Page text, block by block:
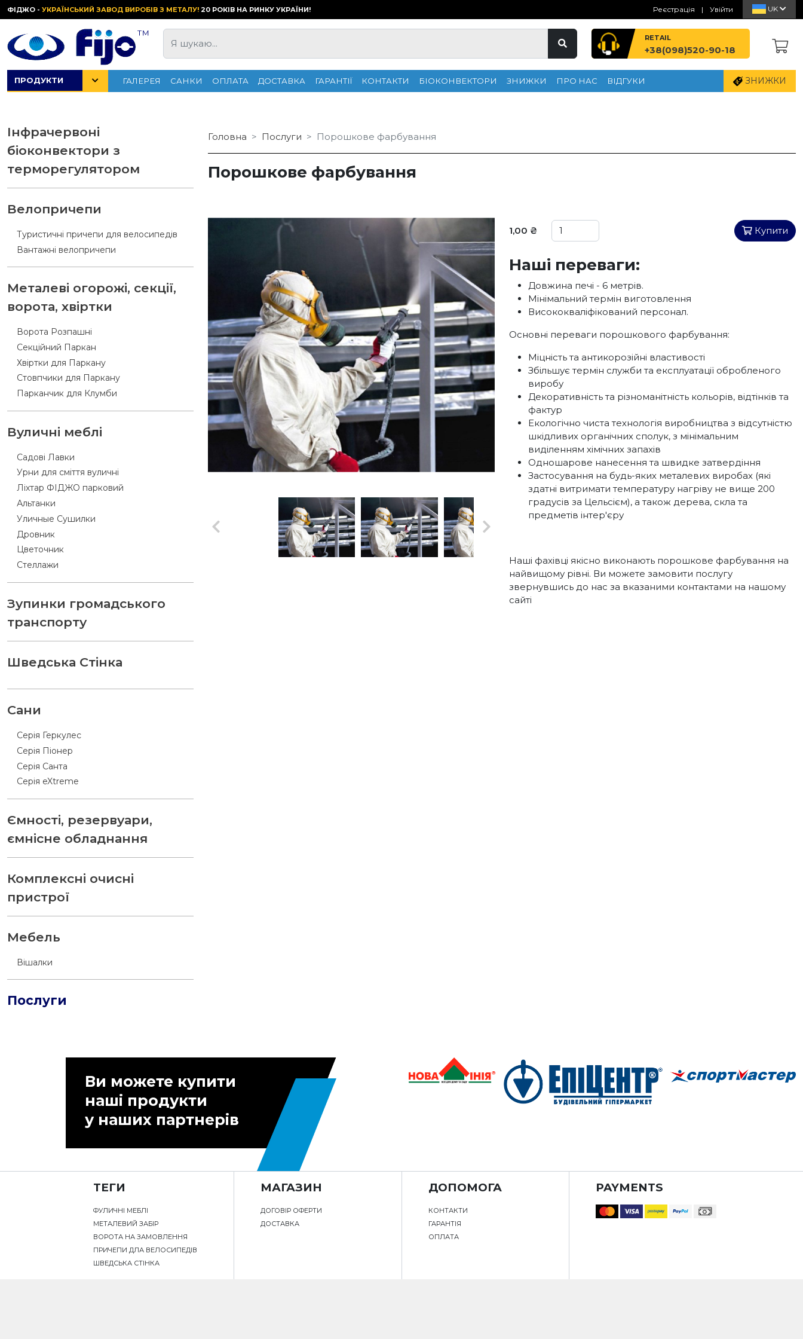
ФІДЖО - УКРАЇНСЬКИЙ ЗАВОД ВИРОБІВ З МЕТАЛУ! 20 РОКІВ НА РИНКУ УКРАЇНИ! Реєстрація | Увійти UK
RETAIL
+38(098)520-90-18
ПРОДУКТИ ГАЛЕРЕЯ САНКИ ОПЛАТА ДОСТАВКА ГАРАНТІЇ КОНТАКТИ БІОКОНВЕКТОРИ ЗНИЖКИ ПРО НАС ВІДГУКИ ЗНИЖКИ
Інфрачервоні
біоконвектори з
терморегулятором
Велопричепи
Туристичні причепи для велосипедів
Вантажні велопричепи
Металеві огорожі, секції,
ворота, хвіртки
Ворота Розпашні
Секційний Паркан
Хвіртки для Паркану
Стовпчики для Паркану
Парканчик для Клумби
Вуличні меблі
Садові Лавки
Урни для сміття вуличні
Ліхтар ФІДЖО парковий
Альтанки
Уличные Сушилки
Дровник
Цветочник
Стеллажи
Зупинки громадського
транспорту
Шведська Стінка
Сани
Серія Геркулес
Серія Піонер
Серія Санта
Серія eXtreme
Ємності, резервуари,
ємнісне обладнання
Комплексні очисні
пристрої
Мебель
Вішалки
Послуги
Головна Послуги Порошкове фарбування
Порошкове фарбування
1,00 ₴ Купити
Наші переваги:
Довжина печі - 6 метрів.
Мінімальний термін виготовлення
Висококваліфікований персонал.
Основні переваги порошкового фарбування:
Міцність та антикорозійні властивості
Збільшує термін служби та експлуатації обробленого
виробу
Декоративність та різноманітність кольорів, відтінків та
фактур
Екологічно чиста технологія виробництва з відсутністю
шкідливих органічних сполук, з мінімальним
виділенням хімічних запахів
Одношарове нанесення та швидке затвердіння
Застосування на будь-яких металевих виробах (які
здатні витримати температуру нагріву не вище 200
градусів за Цельсієм), а також дерева, скла та
предметів інтер'єру
Наші фахівці якісно виконають порошкове фарбування на
найвищому рівні. Ви можете замовити послугу
звернувшись до нас за вказаними контактами на нашому
сайті
Ви можете купити
наші продукти
у наших партнерів
ТЕГИ
ФУЛИЧНІ МЕБЛІ
МЕТАЛЕВИЙ ЗАБІР
ВОРОТА НА ЗАМОВЛЕННЯ
ПРИЧЕПИ ДЛА ВЕЛОСИПЕДІВ
ШВЕДСЬКА СТІНКА
МАГАЗИН
ДОГОВІР ОФЕРТИ
ДОСТАВКА
ДОПОМОГА
КОНТАКТИ
ГАРАНТІЯ
ОПЛАТА
PAYMENTS